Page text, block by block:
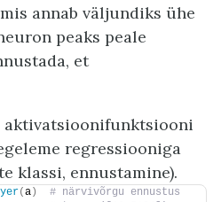
annab väljundiks ühe
peaks peale
et
regressiooniga
klassi, ennustamine).
(a )
# närvivõrgu ennustus